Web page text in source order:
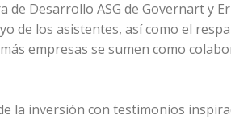
Desarrollo ASG de Governart y
de los asistentes, así como el
empresas se sumen como
la inversión con testimonios